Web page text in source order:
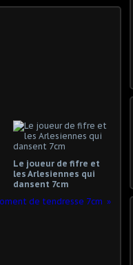
Le joueur de fifre et
les Arlesiennes qui
dansent 7cm
de tendresse 7cm